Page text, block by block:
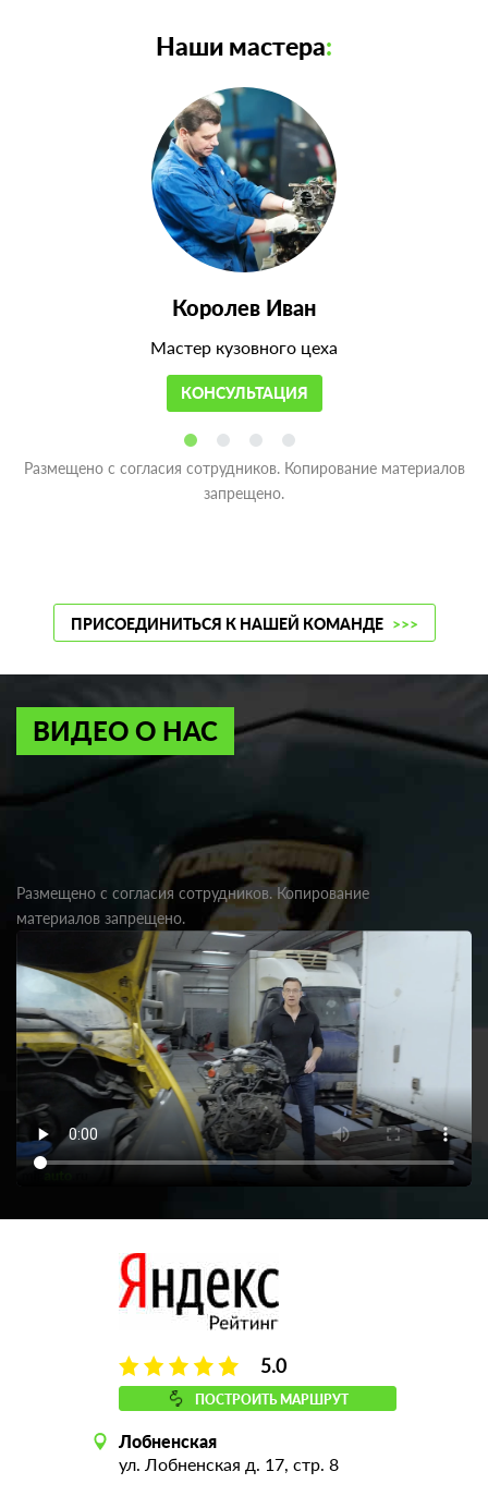
Наши мастера:
Королев Иван
Мастер кузовного цеха
КОНСУЛЬТАЦИЯ
Размещено с согласия сотрудников. Копирование материалов
запрещено.
ПРИСОЕДИНИТЬСЯ К НАШЕЙ КОМАНДЕ >>>
ВИДЕО О НАС
Размещено с согласия сотрудников. Копирование
материалов запрещено.
5.0
ПОСТРОИТЬ МАРШРУТ
Лобненская
ул. Лобненская д. 17, стр. 8